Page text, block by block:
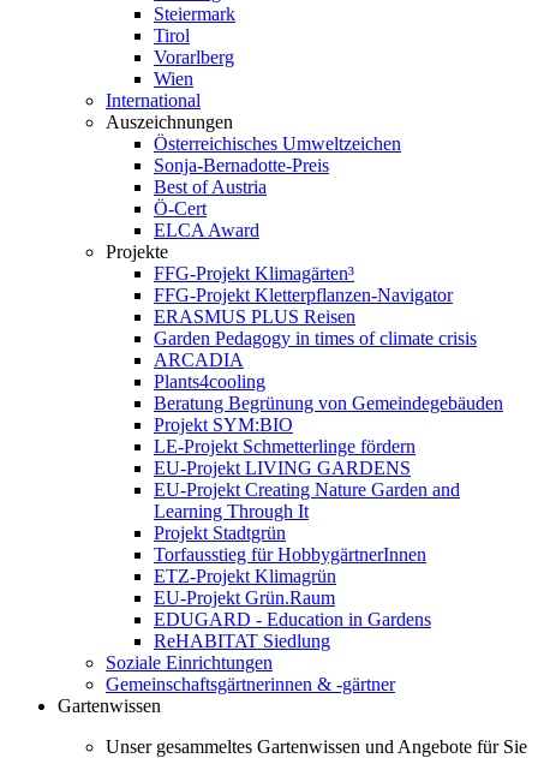
Steiermark
Tirol
Vorarlberg
Wien
International
Auszeichnungen
Österreichisches Umweltzeichen
Sonja-Bernadotte-Preis
Best of Austria
Ö-Cert
ELCA Award
Projekte
FFG-Projekt Klimagärten³
FFG-Projekt Kletterpflanzen-Navigator
ERASMUS PLUS Reisen
Garden Pedagogy in times of climate crisis
ARCADIA
Plants4cooling
Beratung Begrünung von Gemeindegebäuden
Projekt SYM:BIO
LE-Projekt Schmetterlinge fördern
EU-Projekt LIVING GARDENS
EU-Projekt Creating Nature Garden and
Learning Through It
Projekt Stadtgrün
Torfausstieg für HobbygärtnerInnen
ETZ-Projekt Klimagrün
EU-Projekt Grün.Raum
EDUGARD - Education in Gardens
ReHABITAT Siedlung
Soziale Einrichtungen
Gemeinschaftsgärtnerinnen & -gärtner
Gartenwissen
Unser gesammeltes Gartenwissen und Angebote für Sie